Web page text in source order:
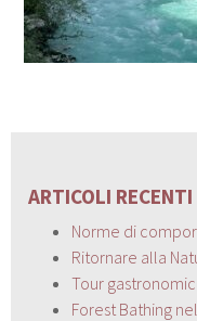
ARTICOLI RECENTI
Norme di
Ritornare alla
Tour
Forest Bathing